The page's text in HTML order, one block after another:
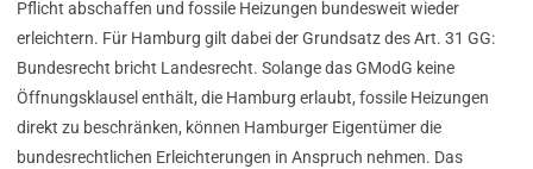
Pflicht abschaffen und fossile Heizungen bundesweit wieder
erleichtern. Für Hamburg gilt dabei der Grundsatz des Art. 31 GG:
Bundesrecht bricht Landesrecht. Solange das GModG keine
Öffnungsklausel enthält, die Hamburg erlaubt, fossile Heizungen
direkt zu beschränken, können Hamburger Eigentümer die
bundesrechtlichen Erleichterungen in Anspruch nehmen. Das